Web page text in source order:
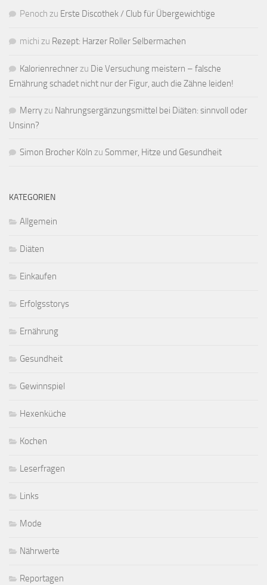
Penoch zu Erste Discothek / Club für Übergewichtige
michi zu Rezept: Harzer Roller Selbermachen
Kalorienrechnerzu Die Versuchung meistern – falsche
Ernährung schadet nicht nur der Figur, auch die Zähne leiden!
Merryzu Nahrungsergänzungsmittel bei Diäten: sinnvoll oder
Unsinn?
Simon Brocher Köln zu Sommer, Hitze und Gesundheit
KATEGORIEN
Allgemein
Diäten
Einkaufen
Erfolgsstorys
Ernährung
Gesundheit
Gewinnspiel
Hexenküche
Kochen
Leserfragen
Links
Mode
Nährwerte
Reportagen